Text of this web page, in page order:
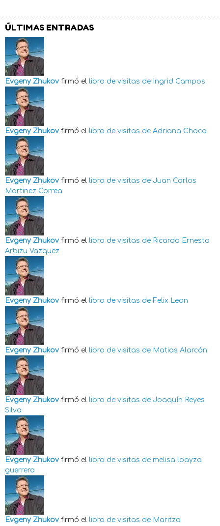
ÚLTIMAS ENTRADAS
Evgeny Zhukov firmó el libro de visitas de Ingrid Campos
Evgeny Zhukov firmó el libro de visitas de Adriana Choca
Evgeny Zhukov firmó el libro de visitas de Juan Carlos
Martinez Correa
Evgeny Zhukov firmó el libro de visitas de Ricardo Ernesto
Arbizu Vazquez
Evgeny Zhukov firmó el libro de visitas de Felix Leon
Evgeny Zhukov firmó el libro de visitas de Matias Alarcón
Evgeny Zhukov firmó el libro de visitas de Joaquín Reyes
Silva
Evgeny Zhukov firmó el libro de visitas de melisa loayza
guerrero
Evgeny Zhukov firmó el libro de visitas de Maritza